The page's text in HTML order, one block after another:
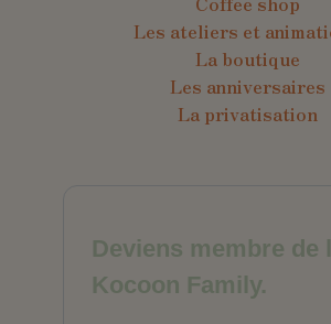
Les ateliers et
La boutique
Les anniversaires
La privatisation
Deviens membre de
Kocoon Family.